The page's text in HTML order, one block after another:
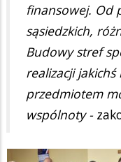
finansowej. Od
sąsiedzkich,
Budowy stref
realizacji
przedmiotem
wspólnoty -